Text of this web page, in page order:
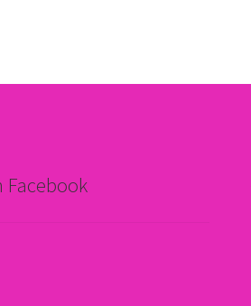
Facebook